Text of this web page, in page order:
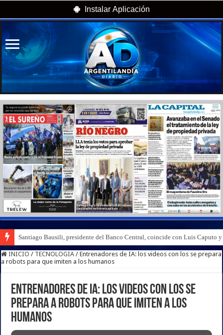
Instalar Aplicación
Santiago Bausili, presidente del Banco Central, coincide con Luis Caputo
INICIO / TECNOLOGIA / Entrenadores de IA: los videos con los se prepara
a robots para que imiten a los humanos
Entrenadores de IA: los videos con los se
prepara a robots para que imiten a los
humanos